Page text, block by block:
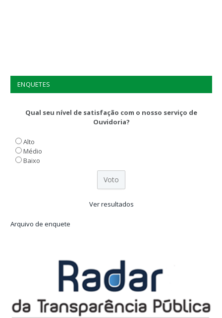
ENQUETES
Qual seu nível de satisfação com o nosso serviço de
Ouvidoria?
Alto
Médio
Baixo
Ver resultados
Arquivo de enquete